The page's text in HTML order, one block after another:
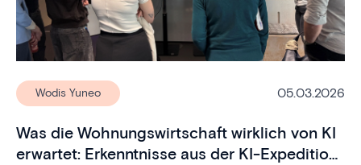
Wodis Yuneo 05.03.2026
Was die Wohnungswirtschaft wirklich von KI
erwartet: Erkenntnisse aus der KI-Expedition